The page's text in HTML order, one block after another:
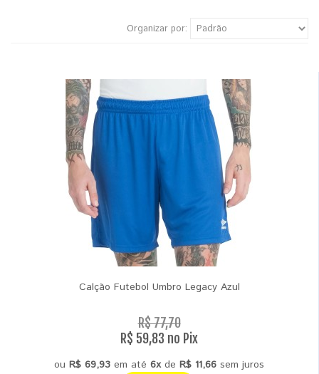
Organizar por:
Calção Futebol Umbro Legacy Azul
R$ 77,70
R$ 59,83 no Pix
ou R$ 69,93 em até 6xde R$ 11,66 sem juros